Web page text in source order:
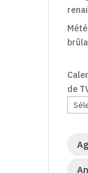
de